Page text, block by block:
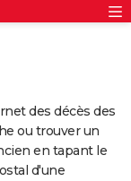
des décès des
ou trouver un
en tapant le
d'une